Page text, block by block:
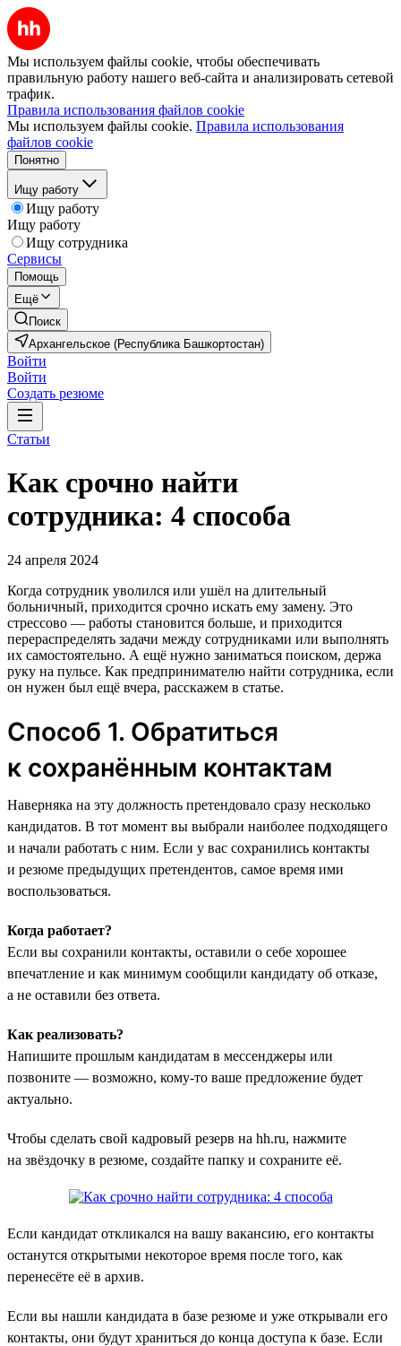
Мы используем файлы cookie, чтобы обеспечивать
правильную работу нашего веб-сайта и анализировать сетевой
трафик.
Правила использования файлов cookie
Мы используем файлы cookie. Правила использования
файлов cookie
Понятно
Ищу работу
Ищу работу
Ищу работу
Ищу сотрудника
Сервисы
Помощь
Ещё
Поиск
Архангельское (Республика Башкортостан)
Войти
Войти
Создать резюме
Статьи
Как срочно найти
сотрудника: 4 способа
24 апреля 2024
Когда сотрудник уволился или ушёл на длительный
больничный, приходится срочно искать ему замену. Это
стрессово — работы становится больше, и приходится
перераспределять задачи между сотрудниками или выполнять
их самостоятельно. А ещё нужно заниматься поиском, держа
руку на пульсе. Как предпринимателю найти сотрудника, если
он нужен был ещё вчера, расскажем в статье.
Способ 1. Обратиться
к сохранённым контактам
Наверняка на эту должность претендовало сразу несколько
кандидатов. В тот момент вы выбрали наиболее подходящего
и начали работать с ним. Если у вас сохранились контакты
и резюме предыдущих претендентов, самое время ими
воспользоваться.
Когда работает?
Если вы сохранили контакты, оставили о себе хорошее
впечатление и как минимум сообщили кандидату об отказе,
а не оставили без ответа.
Как реализовать?
Напишите прошлым кандидатам в мессенджеры или
позвоните — возможно, кому-то ваше предложение будет
актуально.
Чтобы сделать свой кадровый резерв на hh.ru, нажмите
на звёздочку в резюме, создайте папку и сохраните её.
Если кандидат откликался на вашу вакансию, его контакты
останутся открытыми некоторое время после того, как
перенесёте её в архив.
Если вы нашли кандидата в базе резюме и уже открывали его
контакты, они будут храниться до конца доступа к базе. Если